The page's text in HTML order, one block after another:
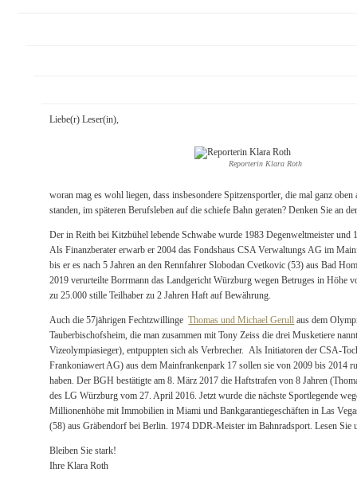
Liebe(r) Leser(in),
Reporterin Klara Roth
woran mag es wohl liegen, dass insbesondere Spitzensportler, die mal ganz oben
standen, im späteren Berufsleben auf die schiefe Bahn geraten? Denken Sie an
Der in Reith bei Kitzbühel lebende Schwabe wurde 1983 Degenweltmeister und
Als Finanzberater erwarb er 2004 das Fondshaus CSA Verwaltungs AG im
bis er es nach 5 Jahren an den Rennfahrer Slobodan Cvetkovic (53) aus Bad
2019 verurteilte Borrmann das Landgericht Würzburg wegen Betruges in Höhe
zu 25.000 stille Teilhaber zu 2 Jahren Haft auf Bewährung.
Auch die 57jährigen FechtzwillingeThomas und Michael Gerull aus dem
Tauberbischofsheim, die man zusammen mit Tony Zeiss die drei Musketiere
Vizeolympiasieger), entpuppten sich als Verbrecher. Als Initiatoren der CSA-
Frankoniawert AG) aus dem Mainfrankenpark 17 sollen sie von 2009 bis 2014
haben. Der BGH bestätigte am 8. März 2017 die Haftstrafen von 8 Jahren
des LG Würzburg vom 27. April 2016. Jetzt wurde die nächste Sportlegende
Millionenhöhe mit Immobilien in Miami und Bankgarantiegeschäften in Las
(58) aus Gräbendorf bei Berlin. 1974 DDR-Meister im Bahnradsport. Lesen Sie
Bleiben Sie stark!
Ihre Klara Roth